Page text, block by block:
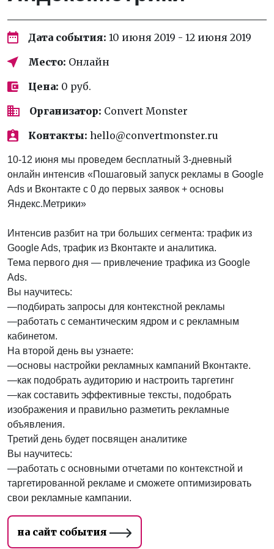
Дата события: 10 июня 2019 - 12 июня 2019
Место: Онлайн
Цена: 0 руб.
Организатор: Convert Monster
Контакты: hello@convertmonster.ru
10-12 июня мы проведем бесплатный 3-дневный
онлайн интенсив «Пошаговый запуск рекламы в Google
Ads и Вконтакте с 0 до первых заявок + основы
Яндекс.Метрики»
Интенсив разбит на три больших сегмента: трафик из
Google Ads, трафик из Вконтакте и аналитика.
Тема первого дня — привлечение трафика из Google
Ads.
Вы научитесь:
—подбирать запросы для контекстной рекламы
—работать с семантическим ядром и с рекламным
кабинетом.
На второй день вы узнаете:
—основы настройки рекламных кампаний Вконтакте.
—как подобрать аудиторию и настроить таргетинг
—как составить эффективные тексты, подобрать
изображения и правильно разметить рекламные
объявления.
Третий день будет посвящен аналитике
Вы научитесь:
—работать с основными отчетами по контекстной и
таргетированной рекламе и сможете оптимизировать
свои рекламные кампании.
на сайт события